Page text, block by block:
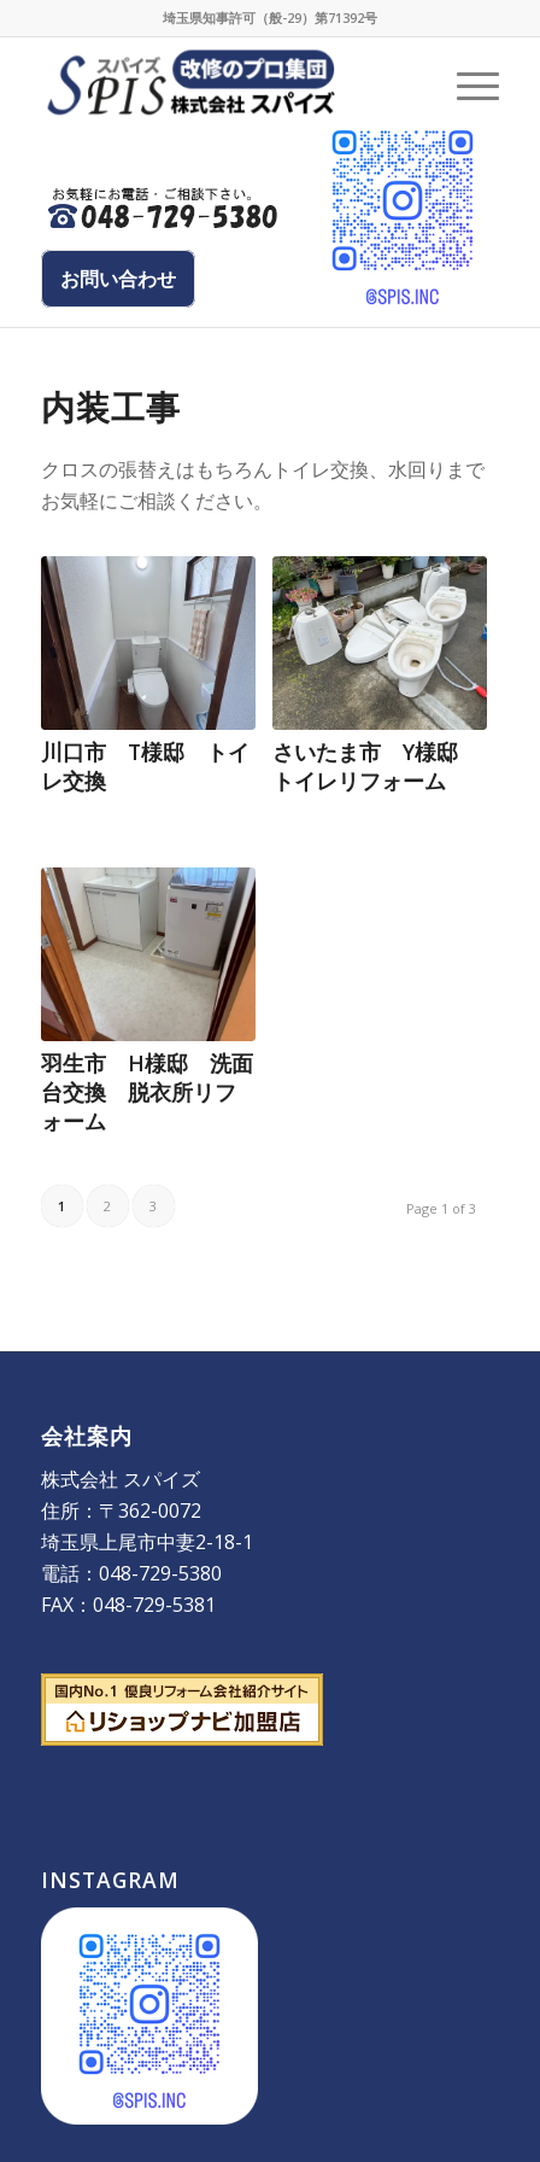
埼玉県知事許可（般-29）第71392号
お問い合わせ
内装工事
クロスの張替えはもちろんトイレ交換、水回りまで
お気軽にご相談ください。
川口市 T様邸 トイ
レ交換
さいたま市 Y様邸
トイレリフォーム
羽生市 H様邸 洗面
台交換 脱衣所リフ
ォーム
Page 1 of 3
1 2 3
会社案内
株式会社 スパイズ
住所：〒362-0072
埼玉県上尾市中妻2-18-1
電話：048-729-5380
FAX：048-729-5381
INSTAGRAM